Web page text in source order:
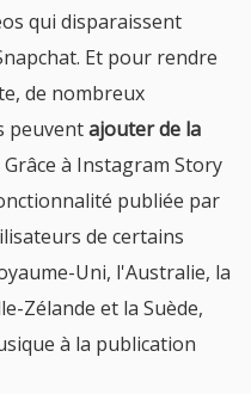
qui disparaissent
Et pour rendre
de nombreux
peuventajouter de la
Grâce à Instagram Story
publiée par
de certains
Uni, l'Australie, la
Zélande et la Suède,
à la publication